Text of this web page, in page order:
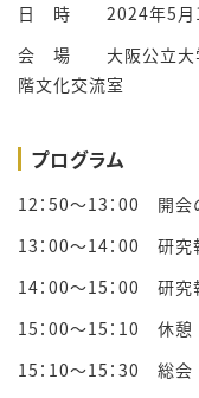
日 時 2024年5月11
会 場 大阪公立大学
階文化交流室
プログラム
12：50～13：00 開会
13：00～14：00 研
14：00～15：00 研
15：00～15：10 休憩
15：10～15：30 総会